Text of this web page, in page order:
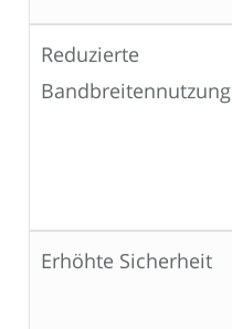
Reduzierte
Bandbreitennutzung
Erhöhte Sicherheit